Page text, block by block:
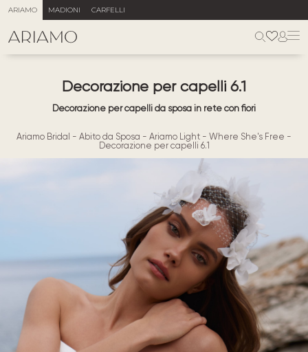
ARIAMO MADIONI CARFELLI
Decorazione per capelli 6.1
Decorazione per capelli da sposa in rete con fiori
Ariamo Bridal - Abito da Sposa - Ariamo Light - Where She's Free -
Decorazione per capelli 6.1